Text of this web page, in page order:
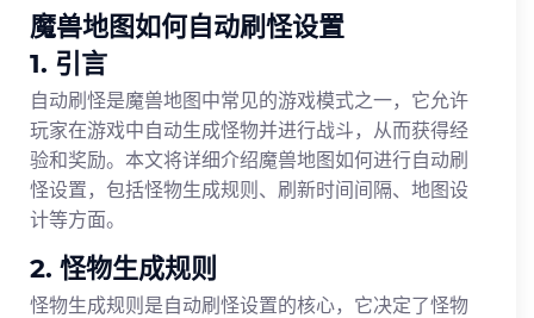
魔兽地图如何自动刷怪设置
1. 引言
自动刷怪是魔兽地图中常见的游戏模式之一，它允许
玩家在游戏中自动生成怪物并进行战斗，从而获得经
验和奖励。本文将详细介绍魔兽地图如何进行自动刷
怪设置，包括怪物生成规则、刷新时间间隔、地图设
计等方面。
2. 怪物生成规则
怪物生成规则是自动刷怪设置的核心，它决定了怪物